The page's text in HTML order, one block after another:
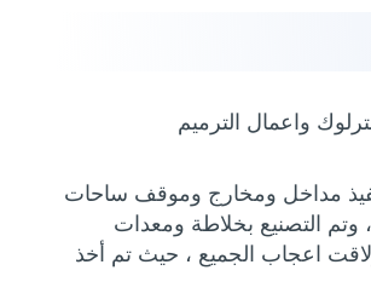
واعمال الترميم
مداخل ومخارج وموقف ساحات
) ، وتم التصنيع بخلاطة ومعدات
اعجاب الجميع ، حيث تم أخذ